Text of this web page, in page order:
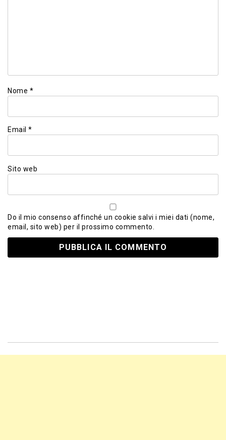
Nome *
Email *
Sito web
Do il mio consenso affinché un cookie salvi i miei dati (nome,
email, sito web) per il prossimo commento.